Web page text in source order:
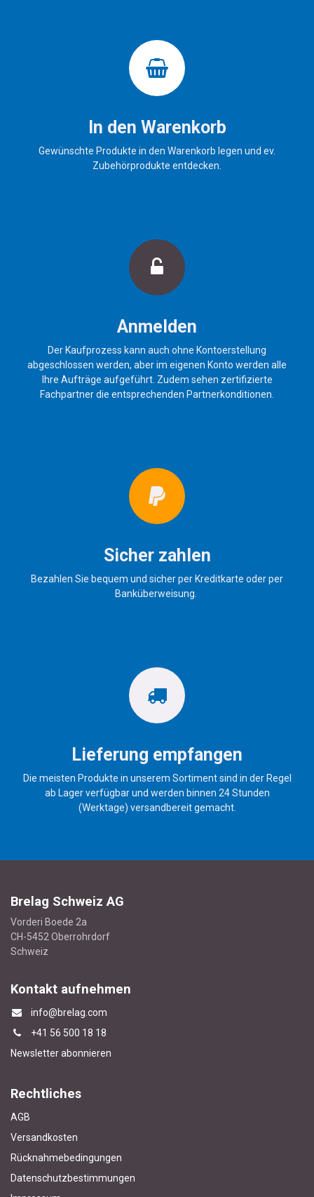
In den Warenkorb
Gewünschte Produkte in den Warenkorb legen und ev.
Zubehörprodukte entdecken.
Anmelden
Der Kaufprozess kann auch ohne Kontoerstellung
abgeschlossen werden, aber im eigenen Konto werden alle
Ihre Aufträge aufgeführt. Zudem sehen zertifizierte
Fachpartner die entsprechenden Partnerkonditionen.
Sicher zahlen
Bezahlen Sie bequem und sicher per Kreditkarte oder per
Banküberweisung.
Lieferung empfangen
Die meisten Produkte in unserem Sortiment sind in der Regel
ab Lager verfügbar und werden binnen 24 Stunden
(Werktage) versandbereit gemacht.
Brelag Schweiz AG
Vorderi Boede 2a
CH-5452 Oberrohrdorf
Schweiz
Kontakt aufnehmen
info@brelag.com
+41 56 500 18 18
Newsletter abonnieren
Rechtliches
AGB
Versandkosten
Rücknahmebedingungen
Datenschutzbestimmungen